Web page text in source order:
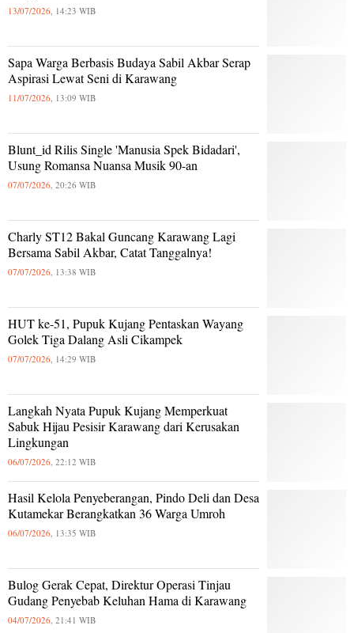
13/07/2026, 14:23 WIB
Sapa Warga Berbasis Budaya Sabil Akbar Serap
Aspirasi Lewat Seni di Karawang
11/07/2026, 13:09 WIB
Blunt_id Rilis Single 'Manusia Spek Bidadari',
Usung Romansa Nuansa Musik 90-an
07/07/2026, 20:26 WIB
Charly ST12 Bakal Guncang Karawang Lagi
Bersama Sabil Akbar, Catat Tanggalnya!
07/07/2026, 13:38 WIB
HUT ke-51, Pupuk Kujang Pentaskan Wayang
Golek Tiga Dalang Asli Cikampek
07/07/2026, 14:29 WIB
Langkah Nyata Pupuk Kujang Memperkuat
Sabuk Hijau Pesisir Karawang dari Kerusakan
Lingkungan
06/07/2026, 22:12 WIB
Hasil Kelola Penyeberangan, Pindo Deli dan Desa
Kutamekar Berangkatkan 36 Warga Umroh
06/07/2026, 13:35 WIB
Bulog Gerak Cepat, Direktur Operasi Tinjau
Gudang Penyebab Keluhan Hama di Karawang
04/07/2026, 21:41 WIB